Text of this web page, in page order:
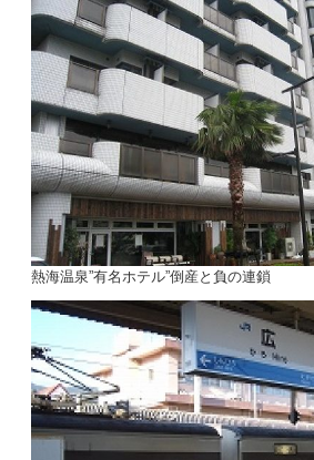
熱海温泉”有名ホテル”倒産と負の連鎖